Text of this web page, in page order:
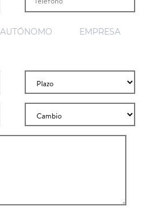
AUTÓNOMO EMPRESA